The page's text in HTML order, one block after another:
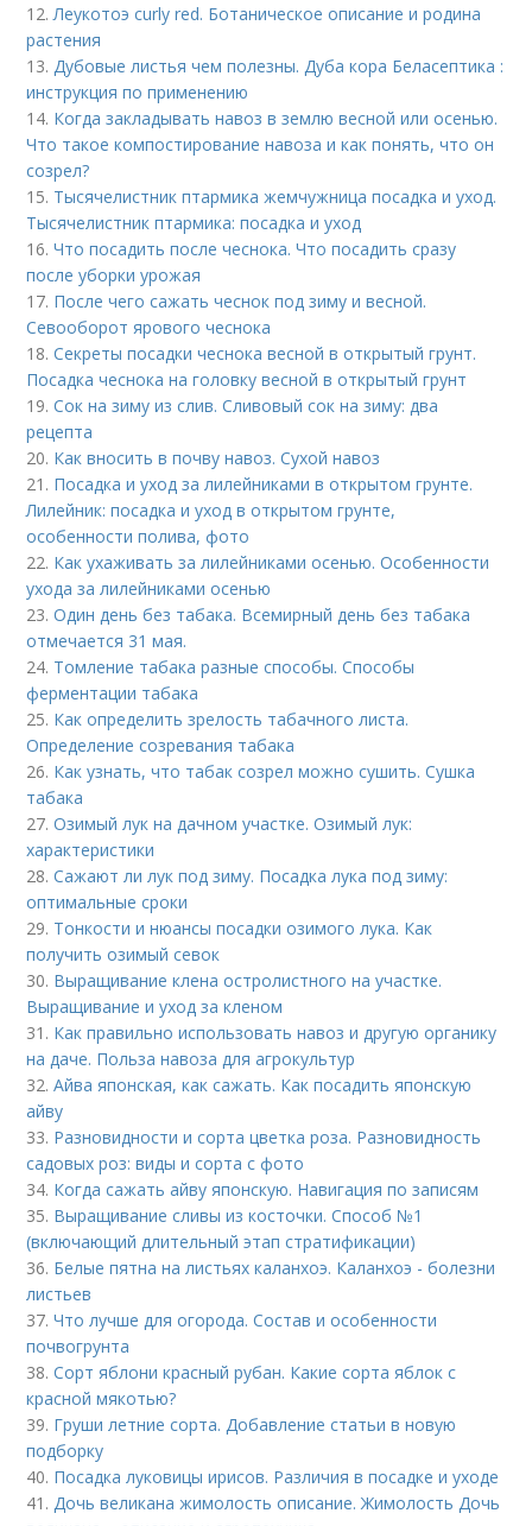
12.Леукотоэ curly red. Ботаническое описание и родина
растения
13.Дубовые листья чем полезны. Дуба кора Беласептика :
инструкция по применению
14. Когда закладывать навоз в землю весной или осенью.
Что такое компостирование навоза и как понять, что он
созрел?
15. Тысячелистник птармика жемчужница посадка и уход.
Тысячелистник птармика: посадка и уход
16.Что посадить после чеснока. Что посадить сразу
после уборки урожая
17. После чего сажать чеснок под зиму и весной.
Севооборот ярового чеснока
18.Секреты посадки чеснока весной в открытый грунт.
Посадка чеснока на головку весной в открытый грунт
19.Сок на зиму из слив. Сливовый сок на зиму: два
рецепта
20. Как вносить в почву навоз. Сухой навоз
21. Посадка и уход за лилейниками в открытом грунте.
Лилейник: посадка и уход в открытом грунте,
особенности полива, фото
22. Как ухаживать за лилейниками осенью. Особенности
ухода за лилейниками осенью
23.Один день без табака. Всемирный день без табака
отмечается 31 мая.
24. Томление табака разные способы. Способы
ферментации табака
25. Как определить зрелость табачного листа.
Определение созревания табака
26. Как узнать, что табак созрел можно сушить. Сушка
табака
27.Озимый лук на дачном участке. Озимый лук:
характеристики
28.Сажают ли лук под зиму. Посадка лука под зиму:
оптимальные сроки
29. Тонкости и нюансы посадки озимого лука. Как
получить озимый севок
30. Выращивание клена остролистного на участке.
Выращивание и уход за кленом
31. Как правильно использовать навоз и другую органику
на даче. Польза навоза для агрокультур
32.Айва японская, как сажать. Как посадить японскую
айву
33. Разновидности и сорта цветка роза. Разновидность
садовых роз: виды и сорта с фото
34. Когда сажать айву японскую. Навигация по записям
35. Выращивание сливы из косточки. Способ №1
(включающий длительный этап стратификации)
36. Белые пятна на листьях каланхоэ. Каланхоэ - болезни
листьев
37.Что лучше для огорода. Состав и особенности
почвогрунта
38.Сорт яблони красный рубан. Какие сорта яблок с
красной мякотью?
39. Груши летние сорта. Добавление статьи в новую
подборку
40. Посадка луковицы ирисов. Различия в посадке и уходе
41.Дочь великана жимолость описание. Жимолость Дочь